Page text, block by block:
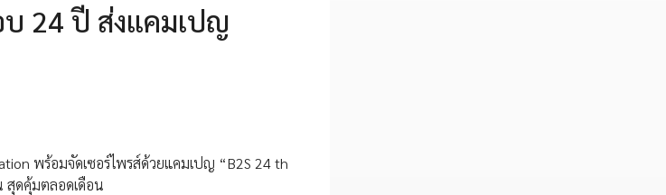
บ 24 ปี ส่งแคมเปญ
พร้อมจัดเซอร์ไพรส์ด้วยแคมเปญ “B2S 24 th
สุดคุ้มตลอดเดือน